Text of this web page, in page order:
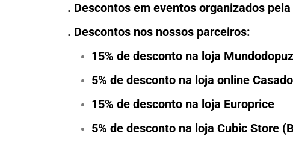
. Descontos em eventos organizados pela
. Descontos nos nossos parceiros:
15% de desconto na loja
5% de desconto na loja online
15% de desconto na loja Europrice
5% de desconto na loja Cubic Store